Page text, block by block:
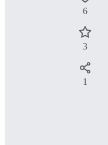
6
3
1